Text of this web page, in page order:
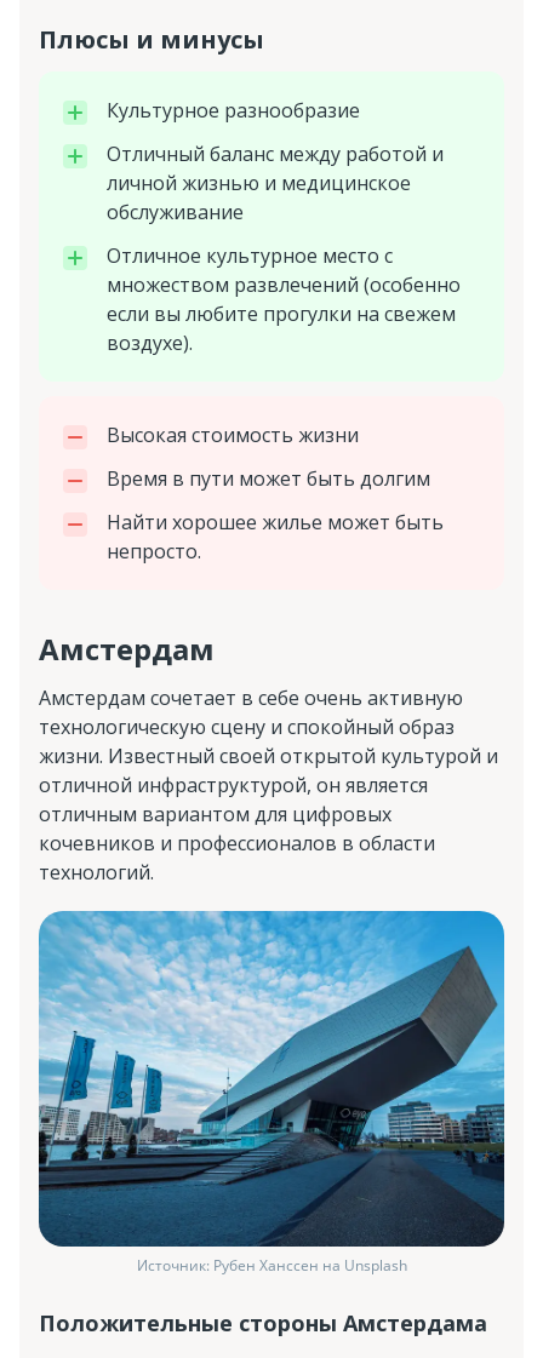
Плюсы и минусы
Культурное разнообразие
Отличный баланс между работой и
личной жизнью и медицинское
обслуживание
Отличное культурное место с
множеством развлечений (особенно
если вы любите прогулки на свежем
воздухе).
Высокая стоимость жизни
Время в пути может быть долгим
Найти хорошее жилье может быть
непросто.
Амстердам
Амстердам сочетает в себе очень активную
технологическую сцену и спокойный образ
жизни. Известный своей открытой культурой и
отличной инфраструктурой, он является
отличным вариантом для цифровых
кочевников и профессионалов в области
технологий.
Источник: Рубен Ханссен на Unsplash
Положительные стороны Амстердама